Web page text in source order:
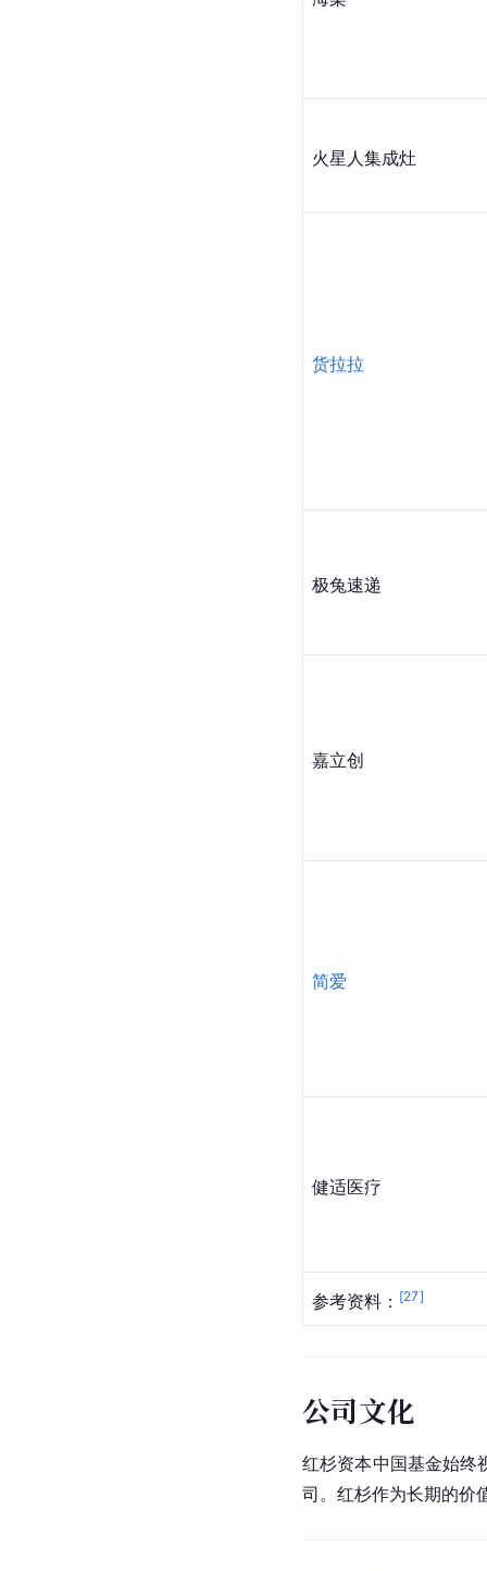
火星人集成灶
货拉拉
极兔速递
嘉立创
简爱
健适医疗
参考资料： [27]
公司文化
红杉资本中国基金始
司。 红杉作为长期的价